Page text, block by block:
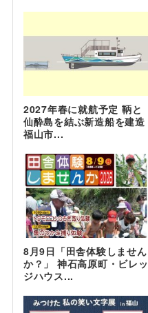
2027年春に就航予定 鞆と
仙酔島を結ぶ新造船を建造
福山市...
8月9日「田舎体験しません
か？」 神石高原町・ビレッ
ジハウス...